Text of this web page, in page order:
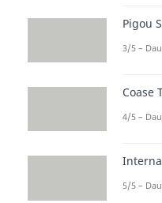
Pigou
3/5 –
Coase
4/5 –
5/5 –